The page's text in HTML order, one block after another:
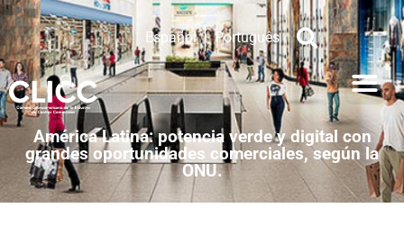
Español Português
América Latina: potencia verde y digital con
grandes oportunidades comerciales, según la
ONU.